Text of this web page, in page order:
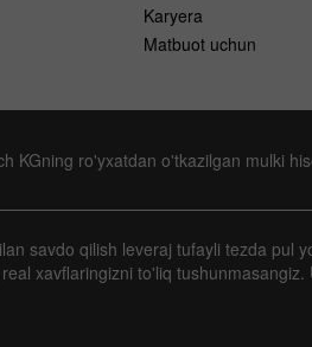
Karyera
Matbuot uchun
KGning ro'yxatdan o'tkazilgan mulki
savdo qilish leveraj tufayli tezda pul
xavflaringizni to'liq